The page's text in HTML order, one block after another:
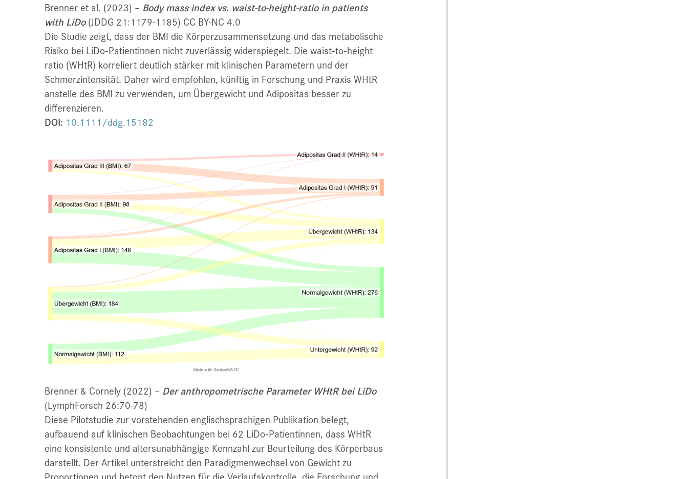
Brenner et al. (2023) – Body mass index vs. waist-to-height-ratio in patients
with LiDo(JDDG 21:1179-1185) CC BY-NC 4.0
Die Studie zeigt, dass der BMI die Körperzusammensetzung und das metabolische
Risiko bei LiDo‑Patientinnen nicht zuverlässig widerspiegelt. Die waist‑to‑height
ratio (WHtR) korreliert deutlich stärker mit klinischen Parametern und der
Schmerzintensität. Daher wird empfohlen, künftig in Forschung und Praxis WHtR
anstelle des BMI zu verwenden, um Übergewicht und Adipositas besser zu
differenzieren.
DOI: 10.1111/ddg.15182
Brenner & Cornely (2022) – Der anthropometrische Parameter WHtR bei LiDo
(LymphForsch 26:70-78)
Diese Pilotstudie zur vorstehenden englischsprachigen Publikation belegt,
aufbauend auf klinischen Beobachtungen bei 62 LiDo‑Patientinnen, dass WHtR
eine konsistente und altersunabhängige Kennzahl zur Beurteilung des Körperbaus
darstellt. Der Artikel unterstreicht den Paradigmenwechsel von Gewicht zu